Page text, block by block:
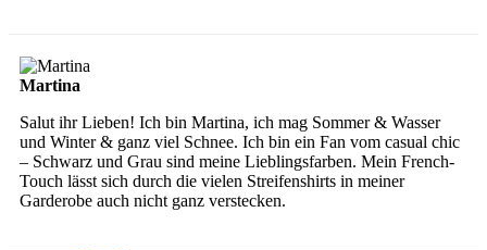
Martina
Salut ihr Lieben! Ich bin Martina, ich mag Sommer & Wasser
und Winter & ganz viel Schnee. Ich bin ein Fan vom casual chic
– Schwarz und Grau sind meine Lieblingsfarben. Mein French-
Touch lässt sich durch die vielen Streifenshirts in meiner
Garderobe auch nicht ganz verstecken.